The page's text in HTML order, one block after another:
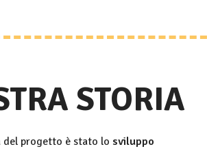
STORIA
del progetto è stato lo sviluppo